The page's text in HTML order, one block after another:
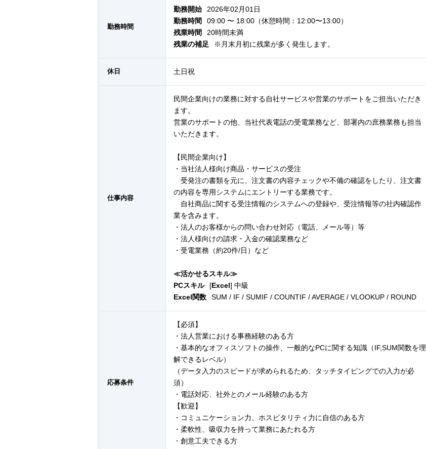
勤務時間
勤務開始
2026年02月01日
勤務時間
09:00 〜 18:00（休憩時間：12:00〜13:00）
残業時間
20時間未満
残業の補足
※月末月初に残業が多く発生します。
休日 土日祝
仕事内容
民間企業向けの業務に対する自社サービスや営業のサポートをご担当いただき
ます。
営業のサポートの他、当社代表電話の受電業務など、部署内の庶務業務も担当
いただきます。
【民間企業向け】
・当社法人様向け商品・サービスの受注
受発注の書類を元に、注文書の内容チェックや不備の確認をしたり、注文書
の内容を専用システムにエントリーする業務です。
自社商品に関する受注情報のシステムへの登録や、受注情報等の社内確認作
業を含みます。
・法人のお客様からの問い合わせ対応（電話、メール等）等
・法人様向けの請求・入金の確認業務など
・受電業務（約20件/日）など
≪活かせるスキル≫
PCスキル
[Excel] 中級
Excel関数
SUM / IF / SUMIF / COUNTIF / AVERAGE / VLOOKUP / ROUND
応募条件
【必須】
・法人営業における事務経験のある方
・基本的なオフィスソフトの操作、一般的なPCに関する知識（IF,SUM関数を理
解できるレベル）
（データ入力のスピードが求められるため、タッチタイピングでの入力が必
須）
・電話対応、社外とのメール経験のある方
【歓迎】
・コミュニケーション力、ホスピタリティ力に自信のある方
・柔軟性、吸収力を持って業務にあたれる方
・創意工夫できる方